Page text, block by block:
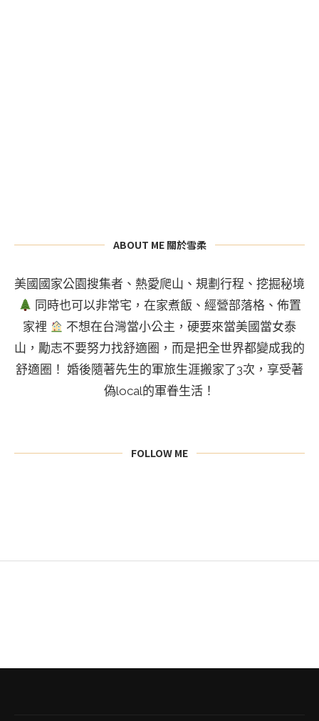
ABOUT ME 關於雪柔
美國國家公園搜集者、熱愛爬山、規劃行程、挖掘秘境
同時也可以非常宅，在家煮飯、經營部落格、佈置
家裡
不想在台灣當小公主，硬要來當美國當女泰
山，勵志不要努力找舒適圈，而是把全世界都變成我的
舒適圈！ 婚後隨著先生的軍旅生涯搬家了3次，享受著
偽local的軍眷生活！
FOLLOW ME